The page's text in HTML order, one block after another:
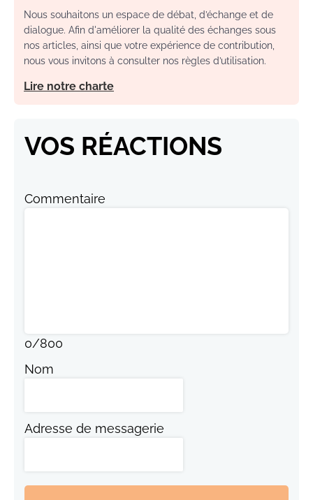
Nous souhaitons un espace de débat, d’échange et de
dialogue. Afin d'améliorer la qualité des échanges sous
nos articles, ainsi que votre expérience de contribution,
nous vous invitons à consulter nos règles d’utilisation.
Lire notre charte
VOS RÉACTIONS
Commentaire
0/800
Nom
Adresse de messagerie